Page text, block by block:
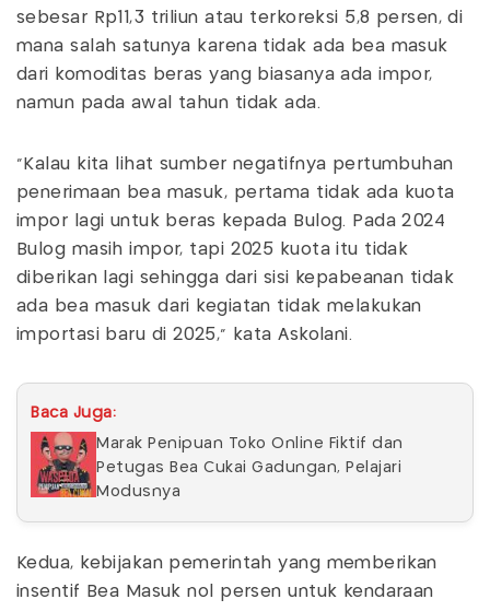
sebesar Rp11,3 triliun atau terkoreksi 5,8 persen, di
mana salah satunya karena tidak ada bea masuk
dari komoditas beras yang biasanya ada impor,
namun pada awal tahun tidak ada.
"Kalau kita lihat sumber negatifnya pertumbuhan
penerimaan bea masuk, pertama tidak ada kuota
impor lagi untuk beras kepada Bulog. Pada 2024
Bulog masih impor, tapi 2025 kuota itu tidak
diberikan lagi sehingga dari sisi kepabeanan tidak
ada bea masuk dari kegiatan tidak melakukan
importasi baru di 2025," kata Askolani.
Baca Juga:
Marak Penipuan Toko Online Fiktif dan
Petugas Bea Cukai Gadungan, Pelajari
Modusnya
Kedua, kebijakan pemerintah yang memberikan
insentif Bea Masuk nol persen untuk kendaraan